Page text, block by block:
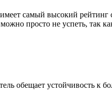
самый высокий
просто не успеть, так
обещает устойчивость к